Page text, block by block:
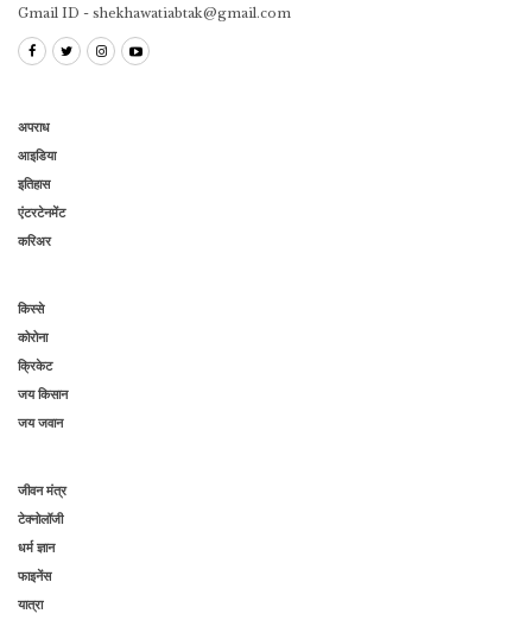
Gmail ID - shekhawatiabtak@gmail.com
अपराध
आइडिया
इतिहास
एंटरटेनमेंट
करिअर
किस्से
कोरोना
क्रिकेट
जय किसान
जय जवान
जीवन मंत्र
टेक्नोलॉजी
धर्म ज्ञान
फाइनेंस
यात्रा